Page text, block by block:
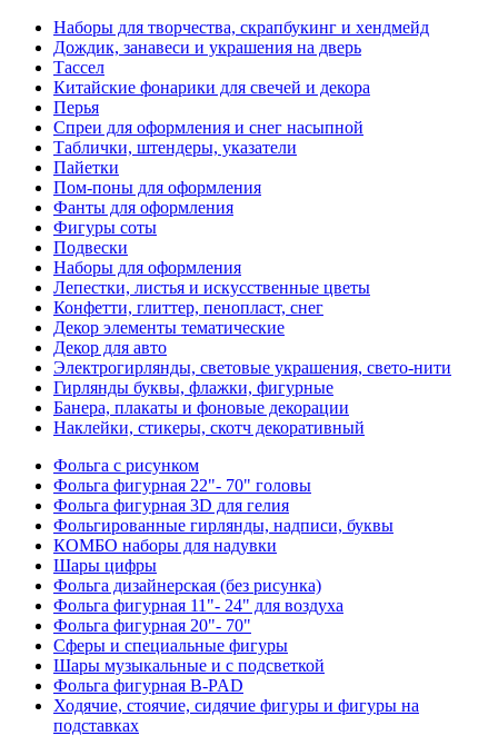
Наборы для творчества, скрапбукинг и хендмейд
Дождик, занавеси и украшения на дверь
Тассел
Китайские фонарики для свечей и декора
Перья
Спреи для оформления и снег насыпной
Таблички, штендеры, указатели
Пайетки
Пом-поны для оформления
Фанты для оформления
Фигуры соты
Подвески
Наборы для оформления
Лепестки, листья и искусственные цветы
Конфетти, глиттер, пенопласт, снег
Декор элементы тематические
Декор для авто
Электрогирлянды, световые украшения, свето-нити
Гирлянды буквы, флажки, фигурные
Банера, плакаты и фоновые декорации
Наклейки, стикеры, скотч декоративный
Фольга с рисунком
Фольга фигурная 22"- 70" головы
Фольга фигурная 3D для гелия
Фольгированные гирлянды, надписи, буквы
КОМБО наборы для надувки
Шары цифры
Фольга дизайнерская (без рисунка)
Фольга фигурная 11"- 24" для воздуха
Фольга фигурная 20"- 70"
Сферы и специальные фигуры
Шары музыкальные и с подсветкой
Фольга фигурная B-PAD
Ходячие, стоячие, сидячие фигуры и фигуры на
подставках